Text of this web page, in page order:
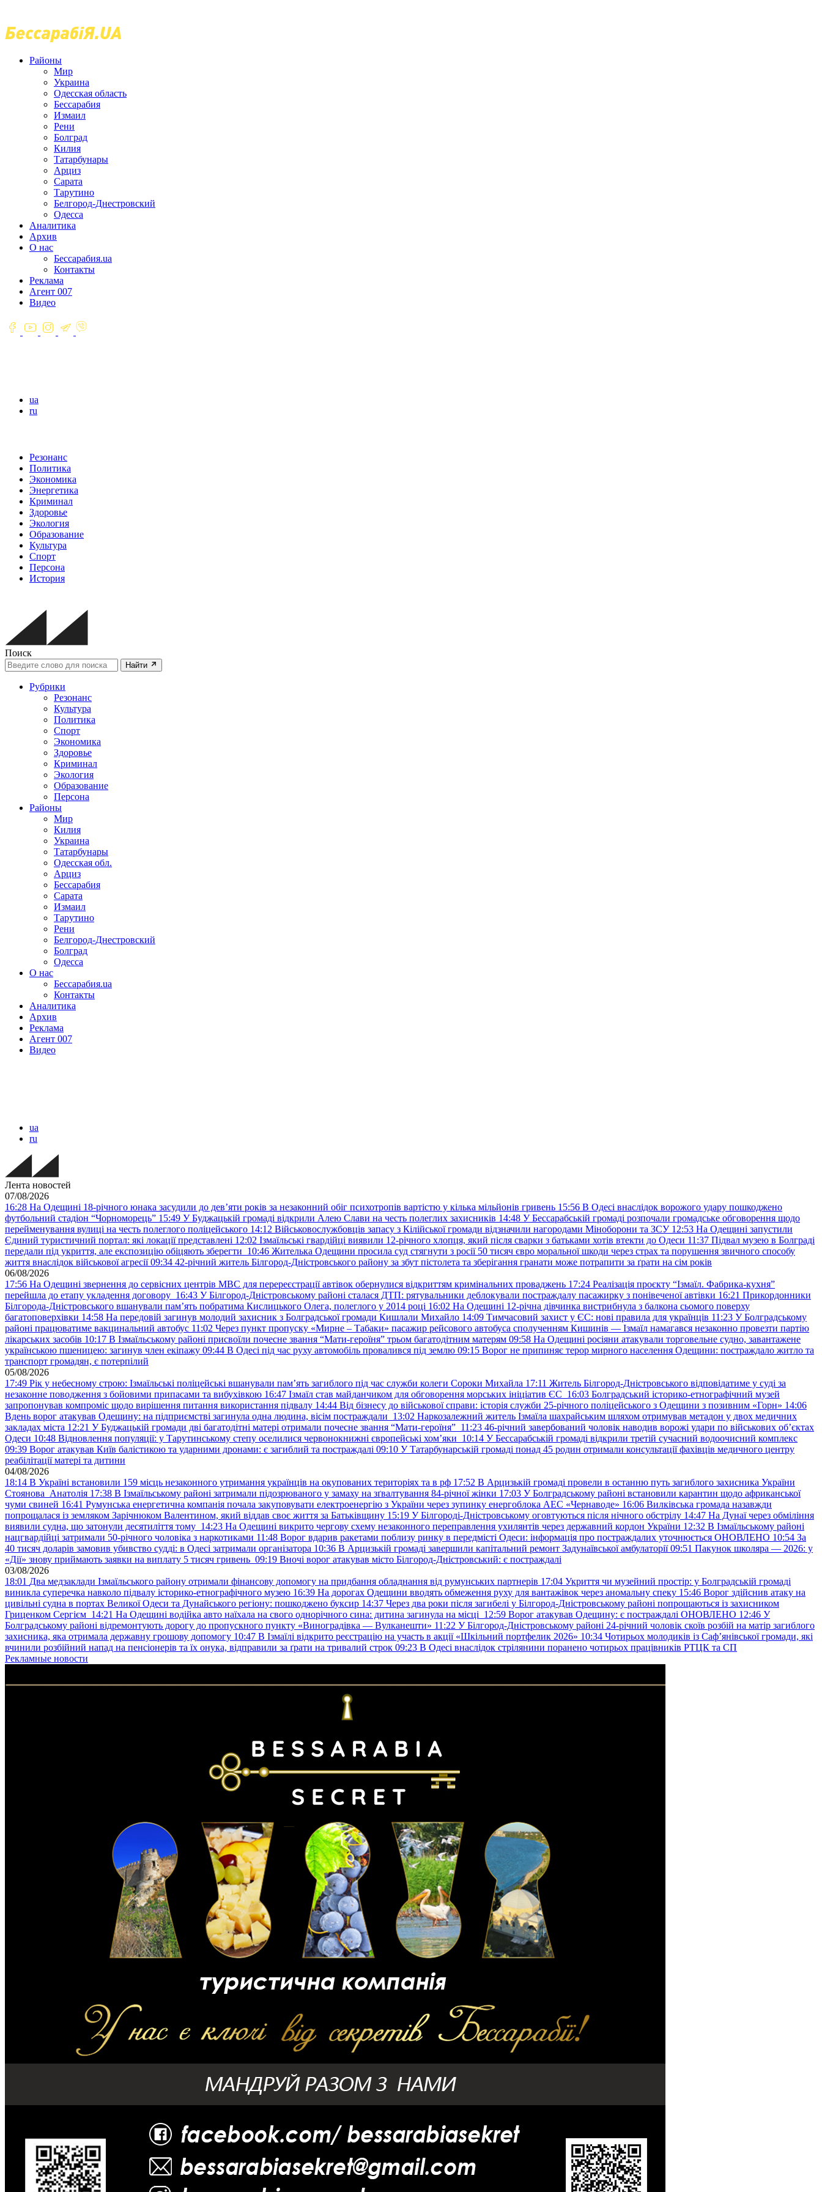
Районы
Мир
Украина
Одесская область
Бессарабия
Измаил
Рени
Болград
Килия
Татарбунары
Арциз
Сарата
Тарутино
Белгород-Днестровский
Одесса
Аналитика
Архив
О нас
Бессарабия.ua
Контакты
Реклама
Агент 007
Видео
ua
ru
Резонанс
Политика
Экономика
Энергетика
Криминал
Здоровье
Экология
Образование
Культура
Спорт
Персона
История
Поиск
Найти
Рубрики
Резонанс
Культура
Политика
Спорт
Экономика
Здоровье
Криминал
Экология
Образование
Персона
Районы
Мир
Килия
Украина
Татарбунары
Одесская обл.
Арциз
Бессарабия
Сарата
Измаил
Тарутино
Рени
Белгород-Днестровский
Болград
Одесса
О нас
Бессарабия.ua
Контакты
Аналитика
Архив
Реклама
Агент 007
Видео
ua
ru
Лента новостей
07/08/2026
16:28 На Одещині 18-річного юнака засудили до дев’яти років за незаконний обіг психотропів вартістю у кілька мільйонів гривень 15:56 В Одесі внаслідок ворожого удару пошкоджено
футбольний стадіон “Чорноморець” 15:49 У Буджацькій громаді відкрили Алею Слави на честь полеглих захисників 14:48 У Бессарабській громаді розпочали громадське обговорення щодо
перейменування вулиці на честь полеглого поліцейського 14:12 Військовослужбовців запасу з Кілійської громади відзначили нагородами Міноборони та ЗСУ 12:53 На Одещині запустили
Єдиний туристичний портал: які локації представлені 12:02 Ізмаїльські гвардійці виявили 12-річного хлопця, який після сварки з батьками хотів втекти до Одеси 11:37 Підвал музею в Болграді
передали під укриття, але експозицію обіцяють зберегти 10:46 Жителька Одещини просила суд стягнути з росії 50 тисяч євро моральної шкоди через страх та порушення звичного способу
життя внаслідок військової агресії 09:34 42-річний житель Білгород-Дністровського району за збут пістолета та зберігання гранати може потрапити за ґрати на сім років
06/08/2026
17:56 На Одещині звернення до сервісних центрів МВС для перереєстрації автівок обернулися відкриттям кримінальних проваджень 17:24 Реалізація проєкту “Ізмаїл. Фабрика-кухня”
перейшла до етапу укладення договору 16:43 У Білгород-Дністровському районі сталася ДТП: рятувальники деблокували постраждалу пасажирку з понівеченої автівки 16:21 Прикордонники
Білгорода-Дністровського вшанували пам’ять побратима Кислицького Олега, полеглого у 2014 році 16:02 На Одещині 12-річна дівчинка вистрибнула з балкона сьомого поверху
багатоповерхівки 14:58 На передовій загинув молодий захисник з Болградської громади Кишлали Михайло 14:09 Тимчасовий захист у ЄС: нові правила для українців 11:23 У Болградському
районі працюватиме вакцинальний автобус 11:02 Через пункт пропуску «Мирне – Табаки» пасажир рейсового автобуса сполученням Кишинів — Ізмаїл намагався незаконно провезти партію
лікарських засобів 10:17 В Ізмаїльському районі присвоїли почесне звання “Мати-героїня” трьом багатодітним матерям 09:58 На Одещині росіяни атакували торговельне судно, завантажене
українською пшеницею: загинув член екіпажу 09:44 В Одесі під час руху автомобіль провалився під землю 09:15 Ворог не припиняє терор мирного населення Одещини: постраждало житло та
транспорт громадян, є потерпілий
05/08/2026
17:49 Рік у небесному строю: Ізмаїльські поліцейські вшанували пам’ять загиблого під час служби колеги Сороки Михайла 17:11 Житель Білгород-Дністровського відповідатиме у суді за
незаконне поводження з бойовими припасами та вибухівкою 16:47 Ізмаїл став майданчиком для обговорення морських ініціатив ЄС 16:03 Болградський історико-етнографічний музей
запропонував компроміс щодо вирішення питання використання підвалу 14:44 Від бізнесу до військової справи: історія служби 25-річного поліцейського з Одещини з позивним «Горн» 14:06
Вдень ворог атакував Одещину: на підприємстві загинула одна людина, вісім постраждали 13:02 Наркозалежний житель Ізмаїла шахрайським шляхом отримував метадон у двох медичних
закладах міста 12:21 У Буджацькій громади дві багатодітні матері отримали почесне звання “Мати-героїня” 11:23 46-річний завербований чоловік наводив ворожі удари по військових обʼєктах
Одеси 10:48 Відновлення популяції: у Тарутинському степу оселилися червонокнижні європейські хом’яки 10:14 У Бессарабській громаді відкрили третій сучасний водоочисний комплекс
09:39 Ворог атакував Київ балістикою та ударними дронами: є загиблий та постраждалі 09:10 У Татарбунарській громаді понад 45 родин отримали консультації фахівців медичного центру
реабілітації матері та дитини
04/08/2026
18:14 В Україні встановили 159 місць незаконного утримання українців на окупованих територіях та в рф 17:52 В Арцизькій громаді провели в останню путь загиблого захисника України
Стоянова Анатолія 17:38 В Ізмаїльському районі затримали підозрюваного у замаху на зґвалтування 84-річної жінки 17:03 У Болградському районі встановили карантин щодо африканської
чуми свиней 16:41 Румунська енергетична компанія почала закуповувати електроенергію з України через зупинку енергоблока АЕС «Чернаводе» 16:06 Вилківська громада назавжди
попрощалася із земляком Зарічнюком Валентином, який віддав своє життя за Батьківщину 15:19 У Білгороді-Дністровському оговтуються після нічного обстрілу 14:47 На Дунаї через обміління
виявили судна, що затонули десятиліття тому 14:23 На Одещині викрито чергову схему незаконного переправлення ухилянтів через державний кордон України 12:32 В Ізмаїльському районі
нацгвардійці затримали 50-річного чоловіка з наркотиками 11:48 Ворог вдарив ракетами поблизу ринку в передмісті Одеси: інформація про постраждалих уточнюється ОНОВЛЕНО 10:54 За
40 тисяч доларів замовив убивство судді: в Одесі затримали організатора 10:36 В Арцизькій громаді завершили капітальний ремонт Задунаївської амбулаторії 09:51 Пакунок школяра — 2026: у
«Дії» знову приймають заявки на виплату 5 тисяч гривень 09:19 Вночі ворог атакував місто Білгород-Дністровський: є постраждалі
03/08/2026
18:01 Два медзаклади Ізмаїльського району отримали фінансову допомогу на придбання обладнання від румунських партнерів 17:04 Укриття чи музейний простір: у Болградській громаді
виникла суперечка навколо підвалу історико-етнографічного музею 16:39 На дорогах Одещини вводять обмеження руху для вантажівок через аномальну спеку 15:46 Ворог здійснив атаку на
цивільні судна в портах Великої Одеси та Дунайського регіону: пошкоджено буксир 14:37 Через два роки після загибелі у Білгород-Дністровському районі попрощаються із захисником
Гриценком Сергієм 14:21 На Одещині водійка авто наїхала на свого однорічного сина: дитина загинула на місці 12:59 Ворог атакував Одещину: є постраждалі ОНОВЛЕНО 12:46 У
Болградському районі відремонтують дорогу до пропускного пункту «Виноградівка — Вулканешти» 11:22 У Білгород-Дністровському районі 24-річний чоловік скоїв розбій на матір загиблого
захисника, яка отримала державну грошову допомогу 10:47 В Ізмаїлі відкрито реєстрацію на участь в акції «Шкільний портфелик 2026» 10:34 Чотирьох молодиків із Саф’янівської громади, які
вчинили розбійний напад на пенсіонерів та їх онука, відправили за ґрати на тривалий строк 09:23 В Одесі внаслідок стрілянини поранено чотирьох працівників РТЦК та СП
Рекламные новости